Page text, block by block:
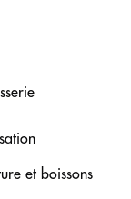
et boissons